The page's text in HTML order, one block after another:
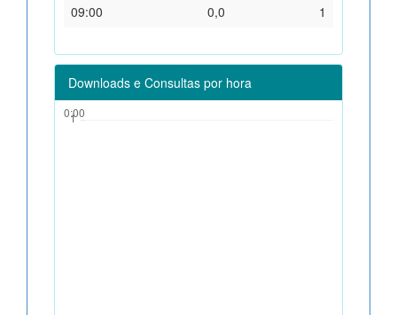
09:00
0,0 1
Downloads e Consultas por hora